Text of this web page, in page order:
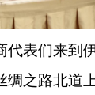
表们来到
之路北道